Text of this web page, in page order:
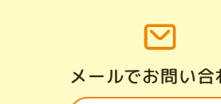
メールでお問い合